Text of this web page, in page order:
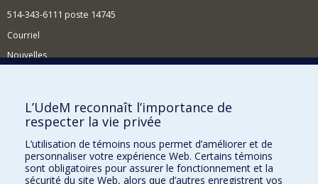
514-343-6111 poste 14745
Courriel
Nouvelles
Comment soutenir le Département?
BESOIN D'AIDE?
Plan du site
Signaler une erreur
L’UdeM reconnaît l’importance de
respecter la vie privée
L’utilisation de témoins nous permet d’améliorer et de
personnaliser votre expérience Web. Certains témoins
sont obligatoires pour assurer le fonctionnement et la
sécurité du site Web, alors que d’autres enregistrent vos